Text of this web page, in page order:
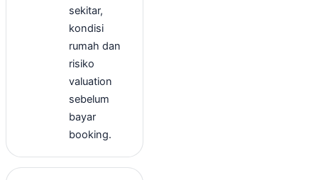
sekitar,
kondisi
rumah dan
risiko
valuation
sebelum
bayar
booking.